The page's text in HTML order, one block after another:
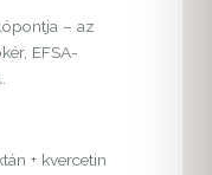
– az
EFSA-
+ kvercetin